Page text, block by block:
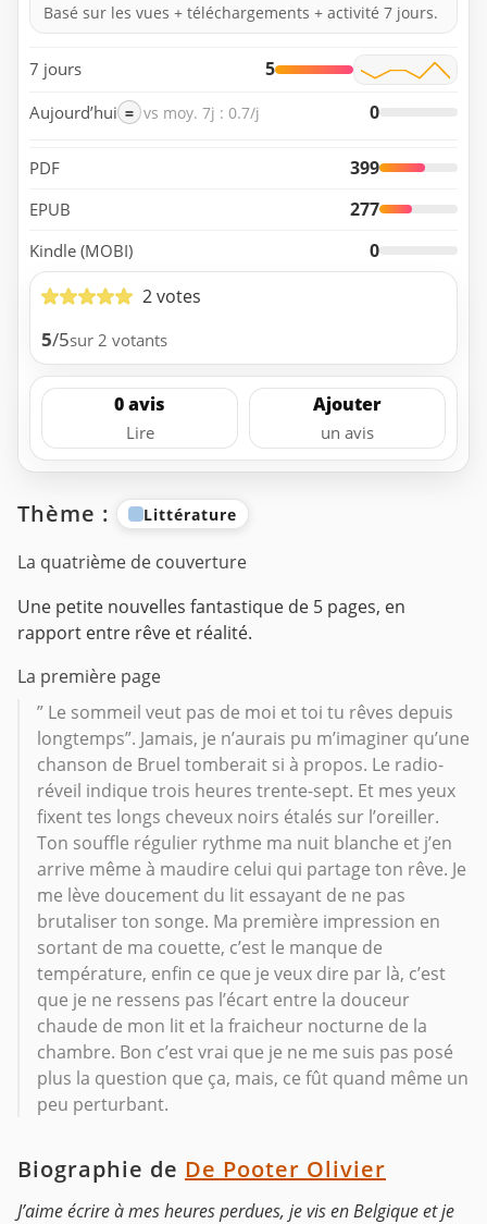
Basé sur les vues + téléchargements + activité 7 jours.
7 jours 5
Aujourd’hui = vs moy. 7j : 0.7/j 0
PDF 399
EPUB 277
Kindle (MOBI)
0
2 votes
5/5sur 2 votants
0 avis
Lire
Ajouter
un avis
Thème : Littérature
La quatrième de couverture
Une petite nouvelles fantastique de 5 pages, en
rapport entre rêve et réalité.
La première page
” Le sommeil veut pas de moi et toi tu rêves depuis
longtemps”. Jamais, je n’aurais pu m’imaginer qu’une
chanson de Bruel tomberait si à propos. Le radio-
réveil indique trois heures trente-sept. Et mes yeux
fixent tes longs cheveux noirs étalés sur l’oreiller.
Ton souffle régulier rythme ma nuit blanche et j’en
arrive même à maudire celui qui partage ton rêve. Je
me lève doucement du lit essayant de ne pas
brutaliser ton songe. Ma première impression en
sortant de ma couette, c’est le manque de
température, enfin ce que je veux dire par là, c’est
que je ne ressens pas l’écart entre la douceur
chaude de mon lit et la fraicheur nocturne de la
chambre. Bon c’est vrai que je ne me suis pas posé
plus la question que ça, mais, ce fût quand même un
peu perturbant.
Biographie de De Pooter Olivier
J’aime écrire à mes heures perdues, je vis en Belgique et je